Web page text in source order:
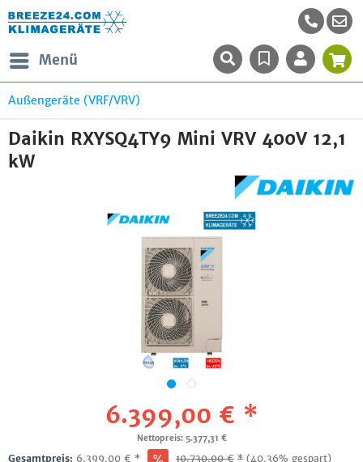
Menü
Außengeräte (VRF/VRV)
Daikin RXYSQ4TY9 Mini VRV 400V 12,1
kW
6.399,00 € *
Nettopreis: 5.377,31 €
Gesamtpreis: 6.399,00 € * 10.730,00€ * (40,36% gespart)